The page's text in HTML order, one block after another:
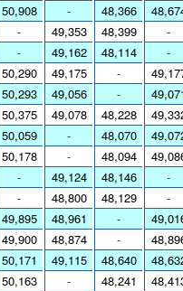
50,908
-
-
50,290
50,293
50,375
50,059
50,178
-
-
49,895
49,900
50,171
50,163
-
49,353
49,162
49,175
49,056
49,078
-
-
49,124
48,800
48,961
48,874
49,115
-
48,366
48,399
48,114
-
-
48,228
48,070
48,094
48,146
48,129
-
-
48,640
48,241
-
-
-
-